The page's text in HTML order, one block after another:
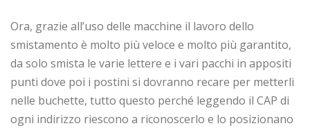
Ora, grazie all’uso delle macchine il lavoro dello
smistamento è molto più veloce e molto più garantito,
da solo smista le varie lettere e i vari pacchi in appositi
punti dove poi i postini si dovranno recare per metterli
nelle buchette, tutto questo perché leggendo il CAP di
ogni indirizzo riescono a riconoscerlo e lo posizionano